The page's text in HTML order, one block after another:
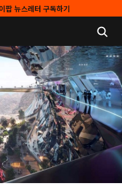
팝 뉴스레터 구독하기